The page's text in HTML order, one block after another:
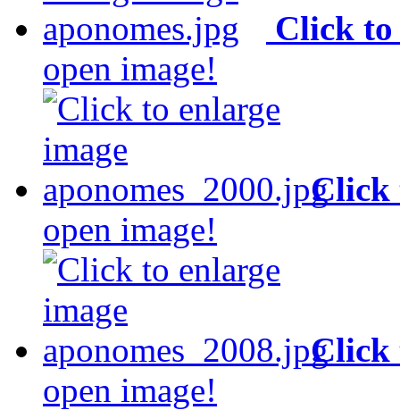
Click to
open image!
Click
open image!
Click
open image!